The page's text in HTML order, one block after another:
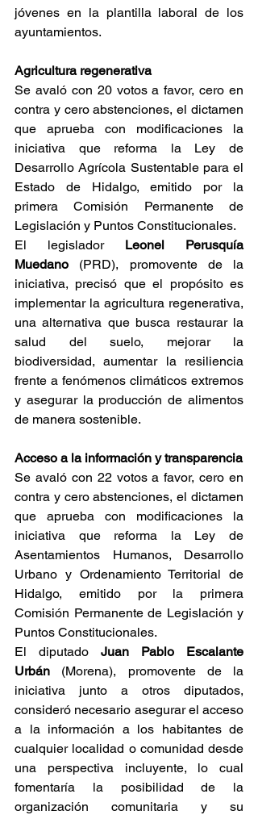
jóvenes en la plantilla laboral de los
ayuntamientos.
Agricultura regenerativa
Se avaló con 20 votos a favor, cero en
contra y cero abstenciones, el dictamen
que aprueba con modificaciones la
iniciativa que reforma la Ley de
Desarrollo Agrícola Sustentable para el
Estado de Hidalgo, emitido por la
primera Comisión Permanente de
Legislación y Puntos Constitucionales.
El legislador Leonel Perusquía
Muedano (PRD), promovente de la
iniciativa, precisó que el propósito es
implementar la agricultura regenerativa,
una alternativa que busca restaurar la
salud del suelo, mejorar la
biodiversidad, aumentar la resiliencia
frente a fenómenos climáticos extremos
y asegurar la producción de alimentos
de manera sostenible.
Acceso a la información y transparencia
Se avaló con 22 votos a favor, cero en
contra y cero abstenciones, el dictamen
que aprueba con modificaciones la
iniciativa que reforma la Ley de
Asentamientos Humanos, Desarrollo
Urbano y Ordenamiento Territorial de
Hidalgo, emitido por la primera
Comisión Permanente de Legislación y
Puntos Constitucionales.
El diputado Juan Pablo Escalante
Urbán (Morena), promovente de la
iniciativa junto a otros diputados,
consideró necesario asegurar el acceso
a la información a los habitantes de
cualquier localidad o comunidad desde
una perspectiva incluyente, lo cual
fomentaría la posibilidad de la
organización comunitaria y su